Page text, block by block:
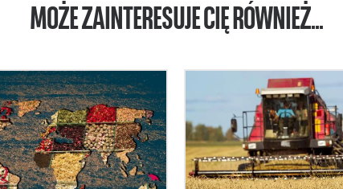
MOŻE ZAINTERESUJE CIĘ RÓWNIEŻ...